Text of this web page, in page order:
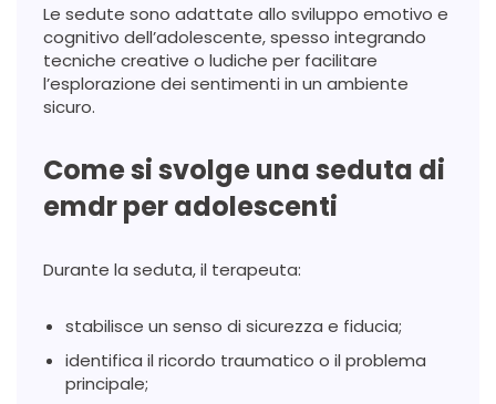
Le sedute sono adattate allo sviluppo emotivo e
cognitivo dell’adolescente, spesso integrando
tecniche creative o ludiche per facilitare
l’esplorazione dei sentimenti in un ambiente
sicuro.
Come si svolge una seduta di
emdr per adolescenti
Durante la seduta, il terapeuta:
stabilisce un senso di sicurezza e fiducia;
identifica il ricordo traumatico o il problema
principale;